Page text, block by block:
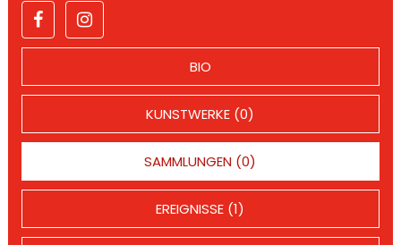
BIO
KUNSTWERKE (0)
SAMMLUNGEN (0)
EREIGNISSE (1)